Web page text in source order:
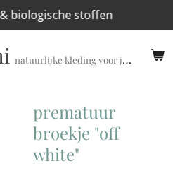
natuurlijke kleding voor jouw prematuur!
biologische stoffen
prematuur
broekje "off
white"